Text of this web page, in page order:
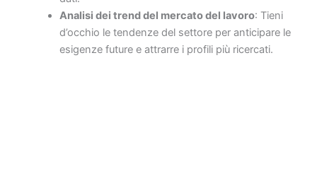
Analisi dei trend del mercato del lavoro: Tieni
d’occhio le tendenze del settore per anticipare le
esigenze future e attrarre i profili più ricercati.